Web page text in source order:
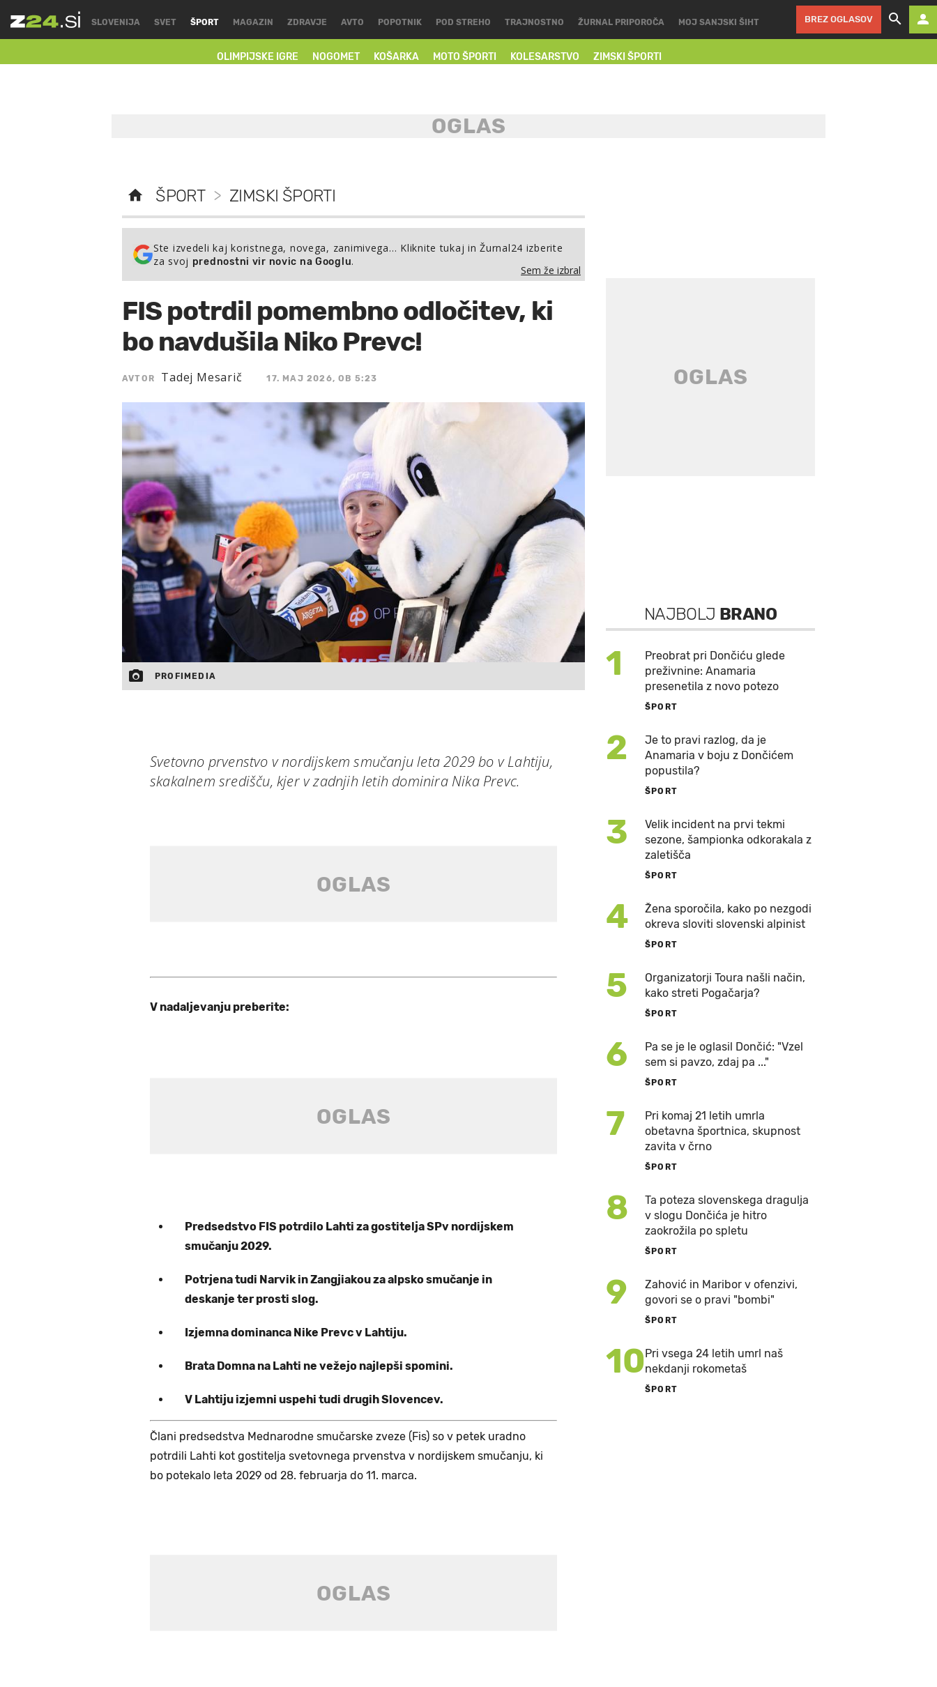
SLOVENIJA SVET ŠPORT
OLIMPIJSKE IGRE NOGOMET KOŠARKA MOTO ŠPORTI KOLESARSTVO ZIMSKI ŠPORTI
MAGAZIN ZDRAVJE AVTO POPOTNIK POD STREHO TRAJNOSTNO ŽURNAL PRIPOROČA MOJ SANJSKI ŠIHT BREZ OGLASOV
ŠPORT > ZIMSKI ŠPORTI
Ste izvedeli kaj koristnega, novega, zanimivega… Kliknite tukaj in Žurnal24 izberite
za svoj prednostni vir novic na Googlu.
Sem že izbral
FIS potrdil pomembno odločitev, ki
bo navdušila Niko Prevc!
AVTOR Tadej Mesarič 17. MAJ 2026, OB 5:23
PROFIMEDIA
Svetovno prvenstvo v nordijskem smučanju leta 2029 bo v Lahtiju,
skakalnem središču, kjer v zadnjih letih dominira Nika Prevc.
V nadaljevanju preberite:
Predsedstvo FIS potrdilo Lahti za gostitelja SPv nordijskem
smučanju 2029.
Potrjena tudi Narvik in Zangjiakou za alpsko smučanje in
deskanje ter prosti slog.
Izjemna dominanca Nike Prevc v Lahtiju.
Brata Domna na Lahti ne vežejo najlepši spomini.
V Lahtiju izjemni uspehi tudi drugih Slovencev.
Člani predsedstva Mednarodne smučarske zveze (Fis) so v petek uradno
potrdili Lahti kot gostitelja svetovnega prvenstva v nordijskem smučanju, ki
bo potekalo leta 2029 od 28. februarja do 11. marca.
NAJBOLJ BRANO
1
Preobrat pri Dončiću glede
preživnine: Anamaria
presenetila z novo potezo
ŠPORT
2
Je to pravi razlog, da je
Anamaria v boju z Dončićem
popustila?
ŠPORT
3
Velik incident na prvi tekmi
sezone, šampionka odkorakala z
zaletišča
ŠPORT
4
Žena sporočila, kako po nezgodi
okreva sloviti slovenski alpinist
ŠPORT
5
Organizatorji Toura našli način,
kako streti Pogačarja?
ŠPORT
6
Pa se je le oglasil Dončić: "Vzel
sem si pavzo, zdaj pa ..."
ŠPORT
7
Pri komaj 21 letih umrla
obetavna športnica, skupnost
zavita v črno
ŠPORT
8
Ta poteza slovenskega dragulja
v slogu Dončića je hitro
zaokrožila po spletu
ŠPORT
9
Zahović in Maribor v ofenzivi,
govori se o pravi "bombi"
ŠPORT
10Pri vsega 24 letih umrl naš
nekdanji rokometaš
ŠPORT